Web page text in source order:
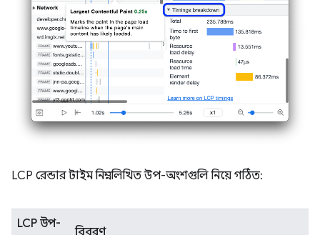
LCP রেন্ডার টাইম নিম্নলিখিত উপ-অংশগুলি নিয়ে গঠিত:
LCP উপ-
বিবরণ